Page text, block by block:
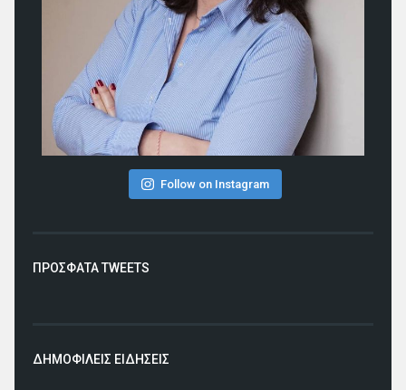
Follow on Instagram
ΠΡΟΣΦΑΤΑ TWEETS
ΔΗΜΟΦΙΛΕΙΣ ΕΙΔΗΣΕΙΣ